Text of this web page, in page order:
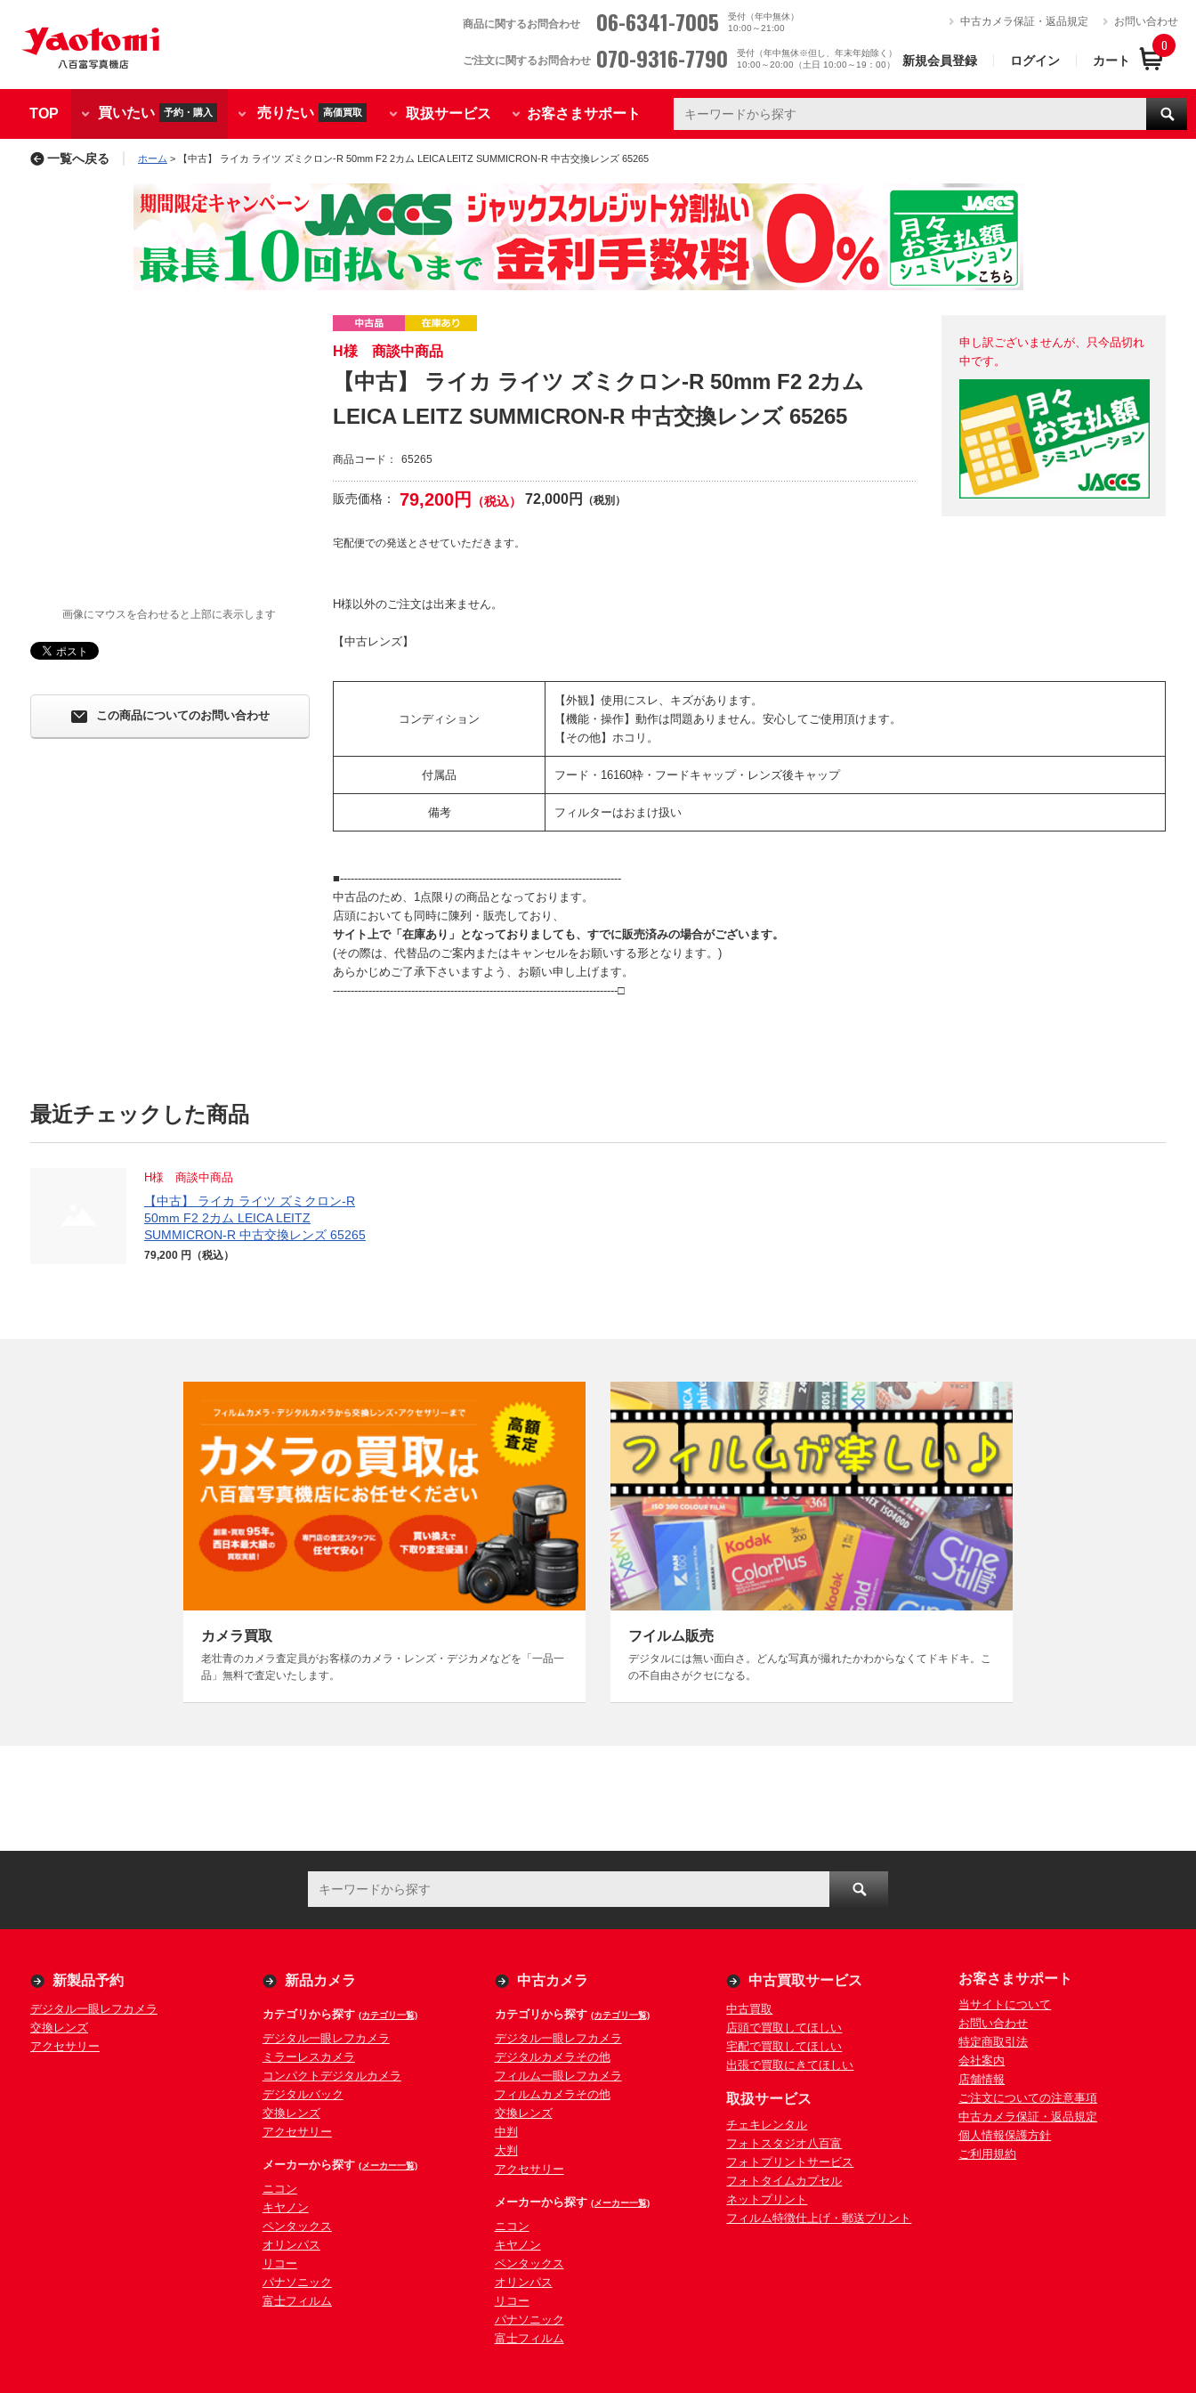
商品に関するお問合わせ 06-6341-7005
受付（年中無休）
10:00～21:00
ご注文に関するお問合わせ 070-9316-7790
受付（年中無休※但し、年末年始除く）
10:00～20:00（土日 10:00～19：00）
中古カメラ保証・返品規定 お問い合わせ
新規会員登録 ログイン カート
0
TOP 買いたい 予約・購入 売りたい 高価買取 取扱サービス お客さまサポート
一覧へ戻る ホーム > 【中古】 ライカ ライツ ズミクロン-R 50mm F2 2カム LEICA LEITZ SUMMICRON-R 中古交換レンズ 65265
H様 商談中商品
【中古】 ライカ ライツ ズミクロン-R 50mm F2 2カム
LEICA LEITZ SUMMICRON-R 中古交換レンズ 65265
商品コード： 65265
販売価格： 79,200円 （税込） 72,000円 （税別）
宅配便での発送とさせていただきます。
申し訳ございませんが、只今品切れ
中です。
H様以外のご注文は出来ません。
【中古レンズ】
コンディション
【外観】使用にスレ、キズがあります。
【機能・操作】動作は問題ありません。安心してご使用頂けます。
【その他】ホコリ。
付属品 フード・16160枠・フードキャップ・レンズ後キャップ
備考 フィルターはおまけ扱い
■-------------------------------------------------------------------------------
中古品のため、1点限りの商品となっております。
店頭においても同時に陳列・販売しており、
サイト上で「在庫あり」となっておりましても、すでに販売済みの場合がございます。
(その際は、代替品のご案内またはキャンセルをお願いする形となります。)
あらかじめご了承下さいますよう、お願い申し上げます。
--------------------------------------------------------------------------------□
画像にマウスを合わせると上部に表示します
この商品についてのお問い合わせ
最近チェックした商品
H様 商談中商品
【中古】 ライカ ライツ ズミクロン-R
50mm F2 2カム LEICA LEITZ
SUMMICRON-R 中古交換レンズ 65265
79,200 円（税込）
カメラ買取
老壮青のカメラ査定員がお客様のカメラ・レンズ・デジカメなどを「一品一
品」無料で査定いたします。
フイルム販売
デジタルには無い面白さ。どんな写真が撮れたかわからなくてドキドキ。こ
の不自由さがクセになる。
新製品予約
デジタル一眼レフカメラ
交換レンズ
アクセサリー
新品カメラ
カテゴリから探す (カテゴリ一覧)
デジタル一眼レフカメラ
ミラーレスカメラ
コンパクトデジタルカメラ
デジタルバック
交換レンズ
アクセサリー
メーカーから探す (メーカー一覧)
ニコン
キヤノン
ペンタックス
オリンパス
リコー
パナソニック
富士フィルム
中古カメラ
カテゴリから探す (カテゴリ一覧)
デジタル一眼レフカメラ
デジタルカメラその他
フィルム一眼レフカメラ
フィルムカメラその他
交換レンズ
中判
大判
アクセサリー
メーカーから探す (メーカー一覧)
ニコン
キヤノン
ペンタックス
オリンパス
リコー
パナソニック
富士フィルム
中古買取サービス
中古買取
店頭で買取してほしい
宅配で買取してほしい
出張で買取にきてほしい
取扱サービス
チェキレンタル
フォトスタジオ八百富
フォトプリントサービス
フォトタイムカプセル
ネットプリント
フィルム特徴仕上げ・郵送プリント
お客さまサポート
当サイトについて
お問い合わせ
特定商取引法
会社案内
店舗情報
ご注文についての注意事項
中古カメラ保証・返品規定
個人情報保護方針
ご利用規約